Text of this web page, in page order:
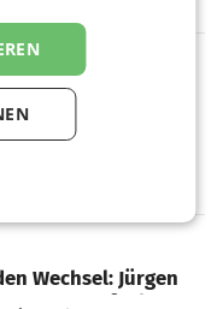
in allen österreichischen
zwei Filialen in
Im Rahmen einer
Filialen in Nieder- und
Wechsel: Jürgen
auf Adeg